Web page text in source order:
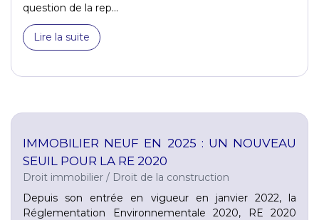
question de la rep...
Lire la suite
IMMOBILIER NEUF EN 2025 : UN NOUVEAU
SEUIL POUR LA RE 2020
Droit immobilier / Droit de la construction
Depuis son entrée en vigueur en janvier 2022, la
Réglementation Environnementale 2020, RE 2020